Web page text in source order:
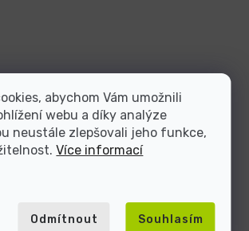
abychom Vám umožnili
webu a díky analýze
neustále zlepšovali jeho funkce,
Více informací
Odmítnout Souhlasím